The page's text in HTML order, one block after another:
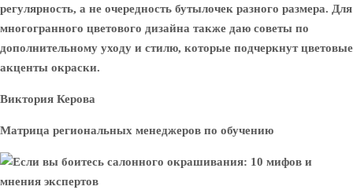
регулярность, а не очередность бутылочек разного размера. Для
многогранного цветового дизайна также даю советы по
дополнительному уходу и стилю, которые подчеркнут цветовые
акценты окраски.
Виктория Керова
Матрица региональных менеджеров по обучению